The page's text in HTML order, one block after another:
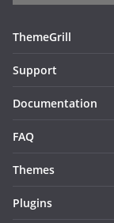
ThemeGrill
Support
Documentation
FAQ
Themes
Plugins